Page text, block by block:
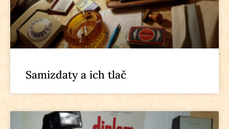
Samizdaty a ich tlač